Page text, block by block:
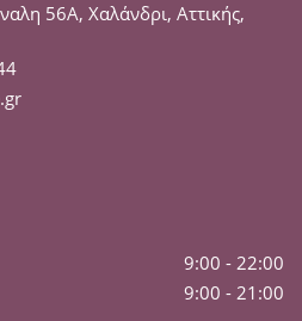
56Α, Χαλάνδρι, Αττικής,
9:00 - 22:00
9:00 - 21:00